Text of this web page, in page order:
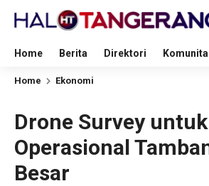
Home Berita Direktori
Home Ekonomi
Drone Survey untuk
Operasional
Besar